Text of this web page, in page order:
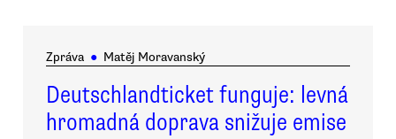
Zpráva ● Matěj Moravanský
Deutschlandticket funguje: levná
hromadná doprava snižuje emise